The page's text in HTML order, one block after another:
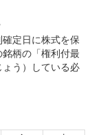
定日に株式を保
柄の「権利付最
う）している必